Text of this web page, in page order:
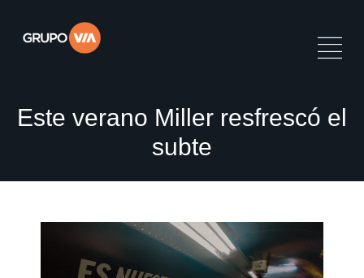
Este verano Miller resfrescó el
subte